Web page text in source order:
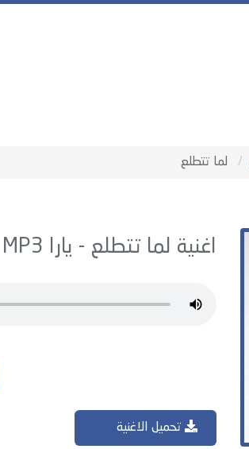
لما تتطلع
اغنية لما تتطلع - يارا
تحميل الاغنية